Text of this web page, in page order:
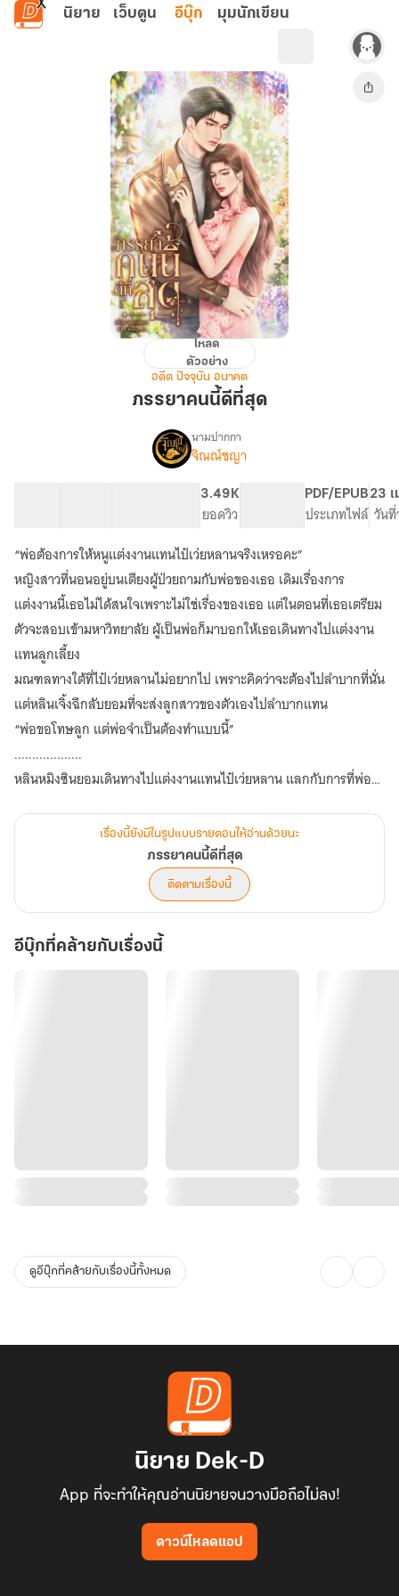
ข้ามไปยังเนื้อหาหลัก
นิยาย เว็บตูน อีบุ๊ก มุมนักเขียน
ภรรยา
โหลด
ตัวอย่าง
อดีต ปัจจุบัน อนาคต
ภรรยาคนนี้ดีที่สุด
เรื่อง
คน
นี้
ดี
นามปากกา
จิณณ์ชญา
3.49K
ยอดวิว
PDF/EPUB
ประเภทไฟล์
23
วันที่
“พ่อต้องการให้หนูแต่งงานแทนไป๋เว่ยหลานจริงเหรอคะ”
หญิงสาวที่นอนอยู่บนเตียงผู้ป่วยถามกับพ่อของเธอ เดิมเรื่องการ
แต่งงานนี้เธอไม่ได้สนใจเพราะไม่ใช่เรื่องของเธอ แต่ในตอนที่เธอเตรียม
ตัวจะสอบเข้ามหาวิทยาลัย ผู้เป็นพ่อก็มาบอกให้เธอเดินทางไปแต่งงาน
แทนลูกเลี้ยง
มณฑลทางใต้ที่ไป๋เว่ยหลานไม่อยากไป เพราะคิดว่าจะต้องไปลำบากที่นั่น
แต่หลินเจิ้งฉีกลับยอมที่จะส่งลูกสาวของตัวเองไปลำบากแทน
“พ่อขอโทษลูก แต่พ่อจำเป็นต้องทำแบบนี้”
...................
หลินหมิงซินยอมเดินทางไปแต่งงานแทนไป๋เว่ยหลาน แลกกับการที่พ่อ
นคนเดิมอีกแล้ว หลินหมิงซินคนนั้นตายไปแล้ว
หลินหมิงซินคนใหม่เลือกที่จะทำตามคำสั่งของพ่อ ไม่ใช่เพราะกตัญญู
แต่เพราะเธอรู้ว่าสามีในอนาคตของตัวเอง จะกลายเป็นเศรษฐีผู้ร่ำรวย
เรื่องนี้ยังมีในรูปแบบรายตอนให้อ่านด้วยนะ
ภรรยาคนนี้ดีที่สุด
ติดตามเรื่องนี้
อีบุ๊กที่คล้ายกับเรื่องนี้
ดูอีบุ๊กที่คล้ายกับเรื่องนี้ทั้งหมด
นิยาย Dek-D
App ที่จะทำให้คุณอ่านนิยายจนวางมือถือไม่ลง!
ดาวน์โหลดแอป